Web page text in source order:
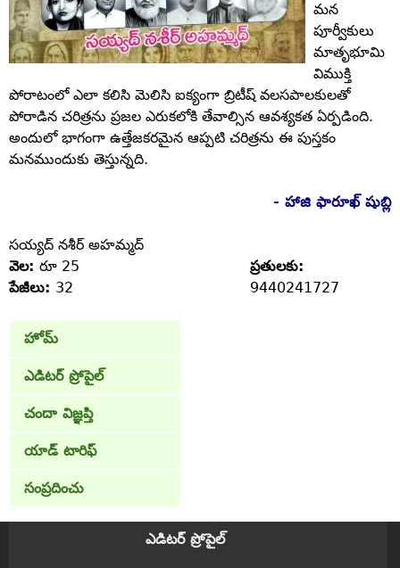
మన
పూర్వీకులు
మాతృభూమి
విముక్తి
పోరాటంలో ఎలా కలిసి మెలిసి ఐక్యంగా బ్రిటీష్‌ వలసపాలకులతో
పోరాడిన చరిత్రను ప్రజల ఎరుకలోకి తేవాల్సిన ఆవశ్యకత ఏర్పడింది.
అందులో భాగంగా ఉత్తేజకరమైన ఆప్పటి చరిత్రను ఈ పుస్తకం
మనముందుకు తెస్తున్నది.
- హాజి ఫారూఖ్‌ షుబ్లి
సయ్యద్‌ నశీర్‌ అహమ్మద్‌
వెల: రూ 25
పేజీలు: 32
ప్రతులకు:
9440241727
హోమ్
ఎడిటర్ ప్రోపైల్
చందా విజ్ఞప్తి
యాడ్ టారిఫ్
సంప్రదించు
ఎడిటర్ ప్రోపైల్